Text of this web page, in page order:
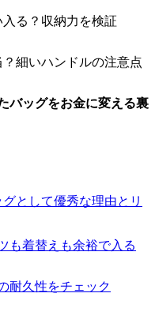
る？収納力を検証
？細いハンドルの注意点
バッグをお金に変える裏
として優秀な理由とリ
も着替えも余裕で入る
耐久性をチェック